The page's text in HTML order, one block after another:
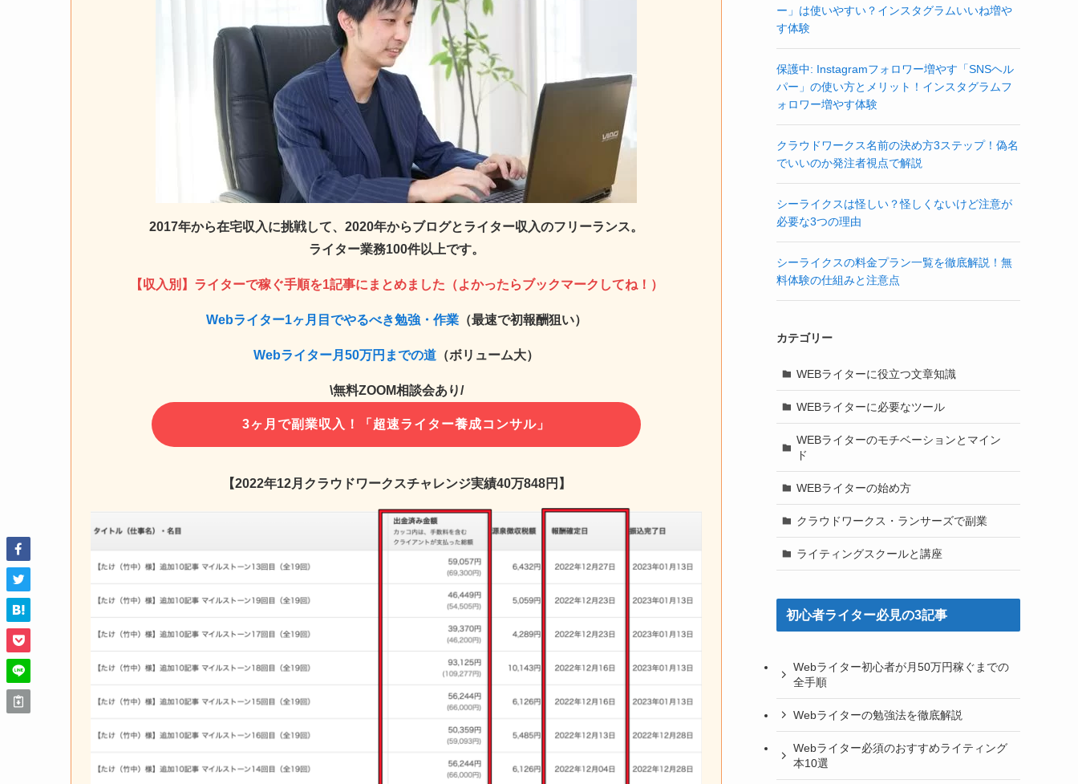
2017年から在宅収入に挑戦して、2020年からブログとライター収入のフリーランス。
ライター業務100件以上です。
【収入別】ライターで稼ぐ手順を1記事にまとめました（よかったらブックマークしてね！）
Webライター1ヶ月目でやるべき勉強・作業（最速で初報酬狙い）
Webライター月50万円までの道 （ボリューム大）
\無料ZOOM相談会あり/
3ヶ月で副業収入！「超速ライター養成コンサル」
【2022年12月クラウドワークスチャレンジ実績40万848円 】
ー」は使いやすい？インスタグラムいいね増や
す体験
保護中: Instagramフォロワー増やす「SNSヘル
パー」の使い方とメリット！インスタグラムフ
ォロワー増やす体験
クラウドワークス名前の決め方3ステップ！偽名
でいいのか発注者視点で解説
シーライクスは怪しい？怪しくないけど注意が
必要な3つの理由
シーライクスの料金プラン一覧を徹底解説！無
料体験の仕組みと注意点
カテゴリー
WEBライターに役立つ文章知識
WEBライターに必要なツール
WEBライターのモチベーションとマイン
ド
WEBライターの始め方
クラウドワークス・ランサーズで副業
ライティングスクールと講座
初心者ライター必見の3記事
Webライター初心者が月50万円稼ぐまでの
全手順
Webライターの勉強法を徹底解説
Webライター必須のおすすめライティング
本10選